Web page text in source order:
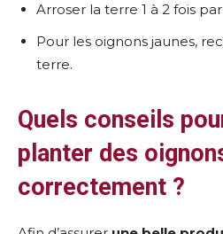
Arroser la terre 1 à 2 fois
Pour les oignons jaunes,
terre.
Quels conseils
planter des
correctement ?